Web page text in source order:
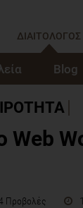
ΔΙΑΙΤΟΛΟΓΟΣ
Blog
Web
Προβολές